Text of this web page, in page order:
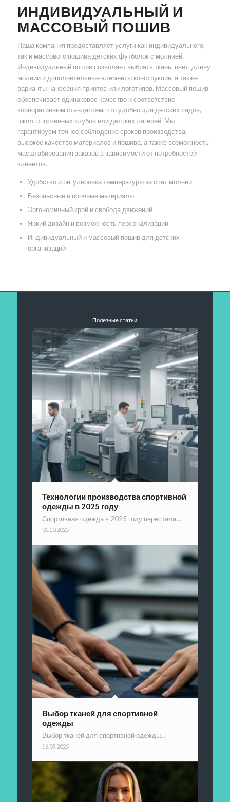
ИНДИВИДУАЛЬНЫЙ И
МАССОВЫЙ ПОШИВ
Наша компания предоставляет услуги как индивидуального,
так и массового пошива детских футболок с молнией.
Индивидуальный пошив позволяет выбрать ткань, цвет, длину
молнии и дополнительные элементы конструкции, а также
варианты нанесения принтов или логотипов. Массовый пошив
обеспечивает одинаковое качество и соответствие
корпоративным стандартам, что удобно для детских садов,
школ, спортивных клубов или детских лагерей. Мы
гарантируем точное соблюдение сроков производства,
высокое качество материалов и пошива, а также возможность
масштабирования заказов в зависимости от потребностей
клиентов.
Удобство и регулировка температуры за счет молнии
Безопасные и прочные материалы
Эргономичный крой и свобода движений
Яркий дизайн и возможность персонализации
Индивидуальный и массовый пошив для детских
организаций
Полезные статьи
Технологии производства спортивной
одежды в 2025 году
Спортивная одежда в 2025 году перестала…
01.10.2025
Выбор тканей для спортивной
одежды
Выбор тканей для спортивной одежды…
16.09.2025